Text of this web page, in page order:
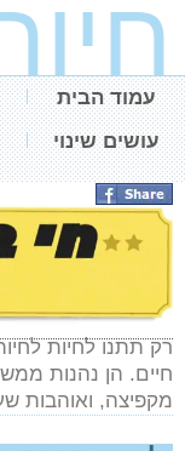
עמוד הבית
עושים שינוי
רק תתנו לחיות
חיים. הן נהנות
מקפיצה, ואוהבות